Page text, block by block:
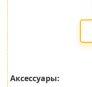
Аксессуары: